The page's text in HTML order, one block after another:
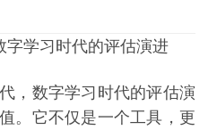
字学习时代的评估演进
数字学习时代的评估演
。它不仅是一个工具，更